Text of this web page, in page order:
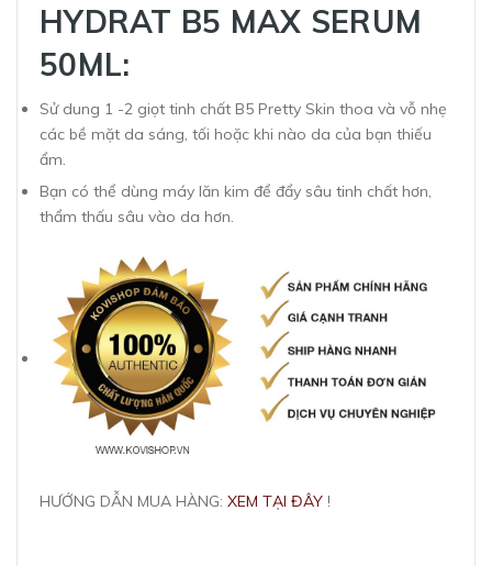
HYDRAT B5 MAX SERUM
50ML:
Sử dung 1 -2 giọt tinh chất B5 Pretty Skin thoa và vỗ nhẹ
các bề mặt da sáng, tối hoặc khi nào da của bạn thiếu
ẩm.
Bạn có thể dùng máy lăn kim để đẩy sâu tinh chất hơn,
thẩm thấu sâu vào da hơn.
HƯỚNG DẪN MUA HÀNG: XEM TẠI ĐÂY !